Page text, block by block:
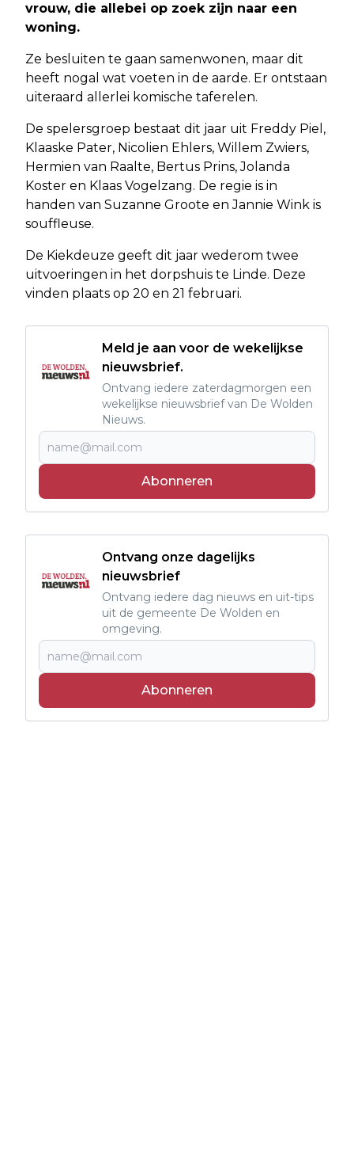
vrouw, die allebei op zoek zijn naar een
woning.
Ze besluiten te gaan samenwonen, maar dit
heeft nogal wat voeten in de aarde. Er ontstaan
uiteraard allerlei komische taferelen.
De spelersgroep bestaat dit jaar uit Freddy Piel,
Klaaske Pater, Nicolien Ehlers, Willem Zwiers,
Hermien van Raalte, Bertus Prins, Jolanda
Koster en Klaas Vogelzang. De regie is in
handen van Suzanne Groote en Jannie Wink is
souffleuse.
De Kiekdeuze geeft dit jaar wederom twee
uitvoeringen in het dorpshuis te Linde. Deze
vinden plaats op 20 en 21 februari.
Meld je aan voor de wekelijkse
nieuwsbrief.
Ontvang iedere zaterdagmorgen een
wekelijkse nieuwsbrief van De Wolden
Nieuws.
Abonneren
Ontvang onze dagelijks
nieuwsbrief
Ontvang iedere dag nieuws en uit-tips
uit de gemeente De Wolden en
omgeving.
Abonneren